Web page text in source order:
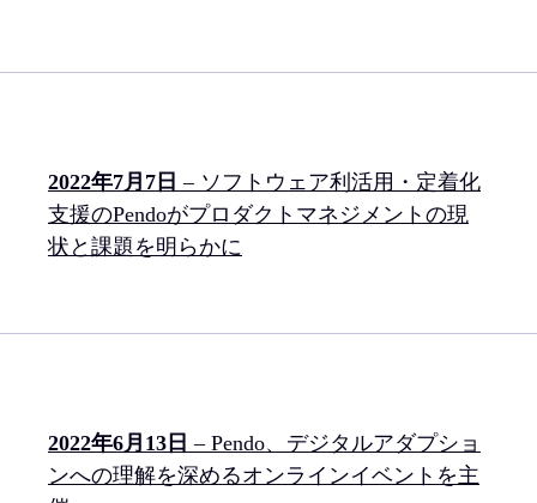
2022年7月7日 – ソフトウェア利活用・定着化
支援のPendoがプロダクトマネジメントの現
状と課題を明らかに
2022年6月13日 – Pendo、デジタルアダプショ
ンへの理解を深めるオンラインイベントを主